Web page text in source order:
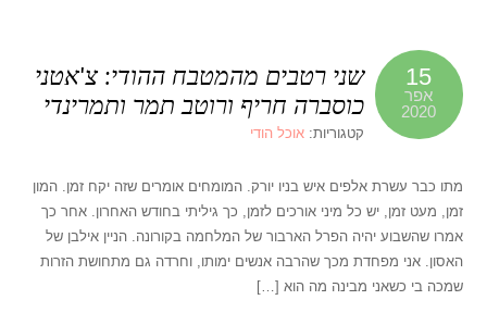
15
אפר
2020
שני רטבים מהמטבח ההודי: צ'אטני
כוסברה חריף ורוטב תמר ותמרינדי
קטגוריות:אוכל הודי
מתו כבר עשרת אלפים איש בניו יורק. המומחים אומרים שזה יקח זמן. המון
זמן, מעט זמן, יש כל מיני אורכים לזמן, כך גיליתי בחודש האחרון. אחר כך
אמרו שהשבוע יהיה הפרל הארבור של המלחמה בקורונה. הניין אילבן של
האסון. אני מפחדת מכך שהרבה אנשים ימותו, וחרדה גם מתחושת הזרות
שמכה בי כשאני מבינה מה הוא […]